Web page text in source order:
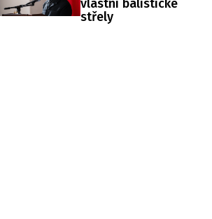
vlastní balistické
střely